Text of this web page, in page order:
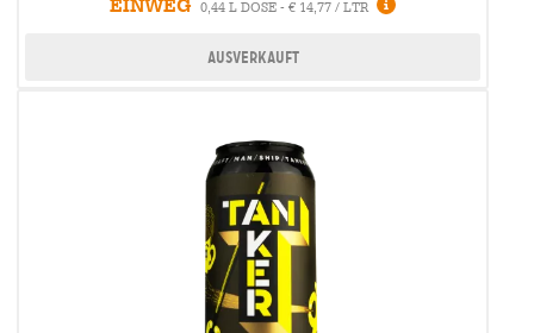
0,44 L DOSE - € 14,77 / LTR
Ausverkauft